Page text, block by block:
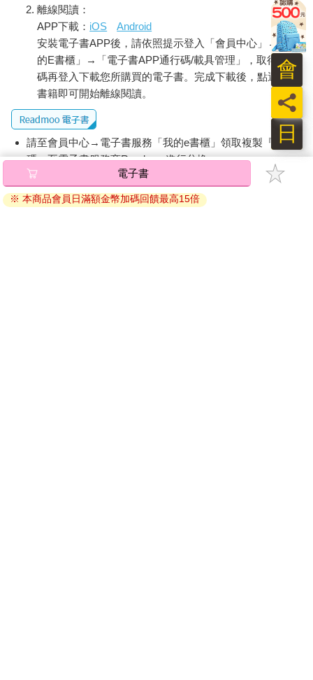
離線閱讀：
APP下載： iOS
Android
安裝電子書APP後，請依照提示登入「會員中心」→「我
的E書櫃」→「電子書APP通行碼/載具管理」，取得通行
碼再登入下載您所購買的電子書。完成下載後，點選任一
書籍即可開始離線閱讀。
請至會員中心→電子書服務「我的e書櫃」領取複製『兌換
碼』至電子書服務商Readmoo進行兌換。
退換貨須知：
因版權保護，您在金石堂所購買的電子書僅能以金石堂專屬
電子書
※ 本商品會員日滿額金幣加碼回饋最高15倍
日
員
會